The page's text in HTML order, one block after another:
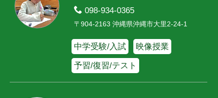
098-934-0365
〒904-2163 沖縄県沖縄市大里2-24-1
中学受験/入試 映像授業
予習/復習/テスト